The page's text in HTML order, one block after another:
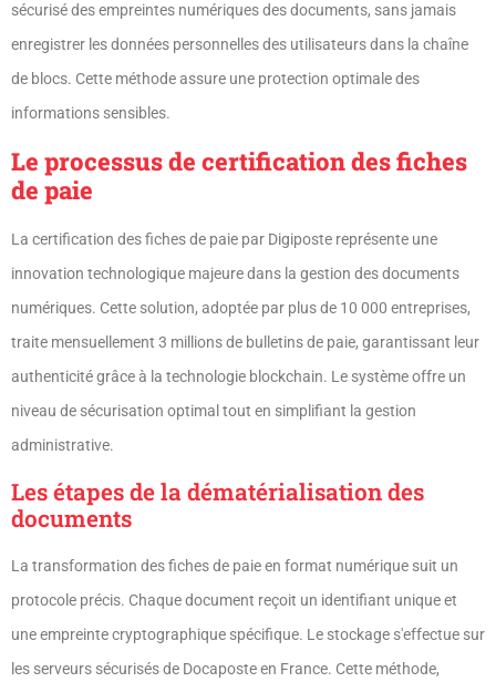
sécurisé des empreintes numériques des documents, sans jamais
enregistrer les données personnelles des utilisateurs dans la chaîne
de blocs. Cette méthode assure une protection optimale des
informations sensibles.
Le processus de certification des fiches
de paie
La certification des fiches de paie par Digiposte représente une
innovation technologique majeure dans la gestion des documents
numériques. Cette solution, adoptée par plus de 10 000 entreprises,
traite mensuellement 3 millions de bulletins de paie, garantissant leur
authenticité grâce à la technologie blockchain. Le système offre un
niveau de sécurisation optimal tout en simplifiant la gestion
administrative.
Les étapes de la dématérialisation des
documents
La transformation des fiches de paie en format numérique suit un
protocole précis. Chaque document reçoit un identifiant unique et
une empreinte cryptographique spécifique. Le stockage s'effectue sur
les serveurs sécurisés de Docaposte en France. Cette méthode,